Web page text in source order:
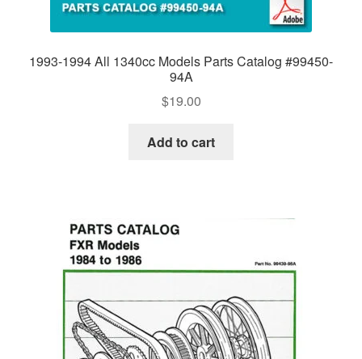
1993-1994 All 1340cc Models Parts Catalog #99450-
94A
$19.00
Add to cart